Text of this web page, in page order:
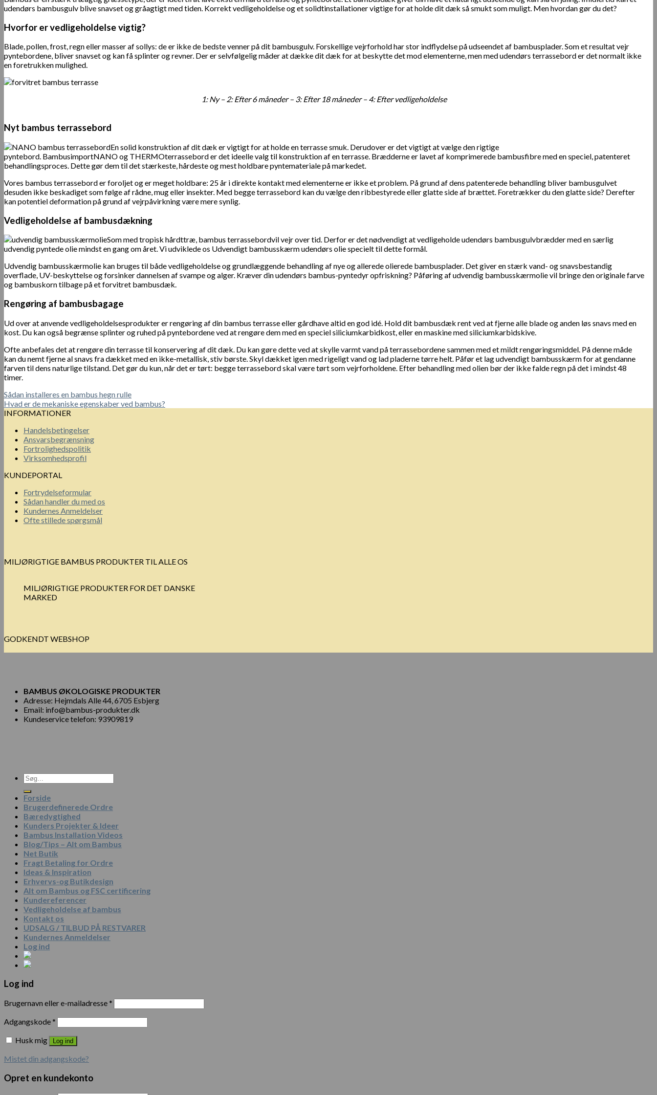
udendørs bambusgulv blive snavset og gråagtigt med tiden. Korrekt vedligeholdelse og et solidtinstallationer vigtige for at holde dit dæk så smukt som muligt. Men hvordan gør du det?
Hvorfor er vedligeholdelse vigtig?
Blade, pollen, frost, regn eller masser af sollys: de er ikke de bedste venner på dit bambusgulv. Forskellige vejrforhold har stor indflydelse på udseendet af bambusplader. Som et resultat vejr
pyntebordene, bliver snavset og kan få splinter og revner. Der er selvfølgelig måder at dække dit dæk for at beskytte det mod elementerne, men med udendørs terrassebord er det normalt ikke
en foretrukken mulighed.
1: Ny – 2: Efter 6 måneder – 3: Efter 18 måneder – 4: Efter vedligeholdelse
Nyt bambus terrassebord
En solid konstruktion af dit dæk er vigtigt for at holde en terrasse smuk. Derudover er det vigtigt at vælge den rigtige
pyntebord. BambusimportNANO og THERMOterrassebord er det ideelle valg til konstruktion af en terrasse. Brædderne er lavet af komprimerede bambusfibre med en speciel, patenteret
behandlingsproces. Dette gør dem til det stærkeste, hårdeste og mest holdbare pyntemateriale på markedet.
Vores bambus terrassebord er foroljet og er meget holdbare: 25 år i direkte kontakt med elementerne er ikke et problem. På grund af dens patenterede behandling bliver bambusgulvet
desuden ikke beskadiget som følge af rådne, mug eller insekter. Med begge terrassebord kan du vælge den ribbestyrede eller glatte side af brættet. Foretrækker du den glatte side? Derefter
kan potentiel deformation på grund af vejrpåvirkning være mere synlig.
Vedligeholdelse af bambusdækning
Som med tropisk hårdttræ, bambus terrassebordvil vejr over tid. Derfor er det nødvendigt at vedligeholde udendørs bambusgulvbrædder med en særlig
udvendig pyntede olie mindst en gang om året. Vi udviklede os Udvendigt bambusskærm udendørs olie specielt til dette formål.
Udvendig bambusskærmolie kan bruges til både vedligeholdelse og grundlæggende behandling af nye og allerede olierede bambusplader. Det giver en stærk vand- og snavsbestandig
overflade, UV-beskyttelse og forsinker dannelsen af ​​svampe og alger. Kræver din udendørs bambus-pyntedyr opfriskning? Påføring af udvendig bambusskærmolie vil bringe den originale farve
og bambuskorn tilbage på et forvitret bambusdæk.
Rengøring af bambusbagage
Ud over at anvende vedligeholdelsesprodukter er rengøring af din bambus terrasse eller gårdhave altid en god idé. Hold dit bambusdæk rent ved at fjerne alle blade og anden løs snavs med en
kost. Du kan også begrænse splinter og ruhed på pyntebordene ved at rengøre dem med en speciel siliciumkarbidkost, eller en maskine med siliciumkarbidskive.
Ofte anbefales det at rengøre din terrasse til konservering af dit dæk. Du kan gøre dette ved at skylle varmt vand på terrassebordene sammen med et mildt rengøringsmiddel. På denne måde
kan du nemt fjerne al snavs fra dækket med en ikke-metallisk, stiv børste. Skyl dækket igen med rigeligt vand og lad pladerne tørre helt. Påfør et lag udvendigt bambusskærm for at gendanne
farven til dens naturlige tilstand. Det gør du kun, når det er tørt: begge terrassebord skal være tørt som vejrforholdene. Efter behandling med olien bør der ikke falde regn på det i mindst 48
timer.
Sådan installeres en bambus hegn rulle
Hvad er de mekaniske egenskaber ved bambus?
INFORMATIONER
Handelsbetingelser
Ansvarsbegrænsning
Fortrolighedspolitik
Virksomhedsprofil
KUNDEPORTAL
Fortrydelseformular
Sådan handler du med os
Kundernes Anmeldelser
Ofte stillede spørgsmål
MILJØRIGTIGE BAMBUS PRODUKTER TIL ALLE OS
MILJØRIGTIGE PRODUKTER FOR DET DANSKE
MARKED
GODKENDT WEBSHOP
BAMBUS ØKOLOGISKE PRODUKTER
Adresse: Hejmdals Alle 44, 6705 Esbjerg
Email: info@bambus-produkter.dk
Kundeservice telefon: 93909819
Søg
efter:
Forside
Brugerdefinerede Ordre
Bæredygtighed
Kunders Projekter & Ideer
Bambus Installation Videos
Blog/Tips – Alt om Bambus
Net Butik
Fragt Betaling for Ordre
Ideas & Inspiration
Erhvervs-og Butikdesign
Alt om Bambus og FSC certificering
Kundereferencer
Vedligeholdelse af bambus
Kontakt os
UDSALG / TILBUD PÅ RESTVARER
Kundernes Anmeldelser
Log ind
Log ind
Brugernavn eller e-mailadresse*
Adgangskode*
Husk mig
Log ind
Mistet din adgangskode?
Opret en kundekonto